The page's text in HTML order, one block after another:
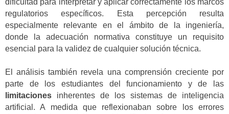
regulatorios específicos. Esta percepción resulta
especialmente relevante en el ámbito de la ingeniería,
donde la adecuación normativa constituye un requisito
esencial para la validez de cualquier solución técnica.
El análisis también revela una comprensión creciente por
parte de los estudiantes del funcionamiento y de las
limitaciones inherentes de los sistemas de inteligencia
artificial. A medida que reflexionaban sobre los errores